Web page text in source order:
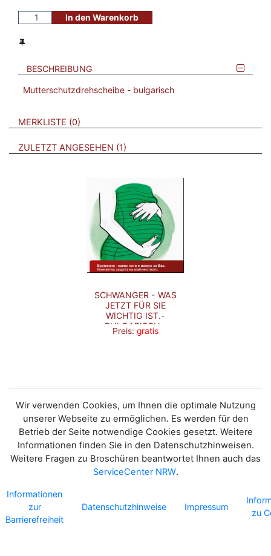
In den Warenkorb
BESCHREIBUNG
Mutterschutzdrehscheibe - bulgarisch​
VERWEISE AUF VERMERKTE- ODER ZULETZT ANGESEHENE
MERKLISTE 0 BROSCHÜREN
ZULETZT ANGESEHEN 1 BROSCHÜREN
SCHWANGER - WAS
JETZT FÜR SIE
WICHTIG IST.-
BULGARISCH -
DREHSCHEIBE
Preis: gratis
Wir verwenden Cookies, um Ihnen die optimale Nutzung
unserer Webseite zu ermöglichen. Es werden für den
Betrieb der Seite notwendige Cookies gesetzt. Weitere
Informationen finden Sie in den Datenschutzhinweisen.
Weitere Fragen zu Broschüren beantwortet Ihnen auch das
ServiceCenter NRW.
Informationen
zur
Barrierefreiheit
Datenschutzhinweise Impressum
zu